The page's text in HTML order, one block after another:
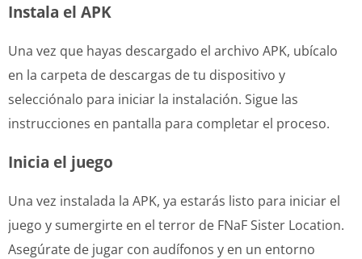
Instala el APK
Una vez que hayas descargado el archivo APK, ubícalo
en la carpeta de descargas de tu dispositivo y
selecciónalo para iniciar la instalación. Sigue las
instrucciones en pantalla para completar el proceso.
Inicia el juego
Una vez instalada la APK, ya estarás listo para iniciar el
juego y sumergirte en el terror de FNaF Sister Location.
Asegúrate de jugar con audífonos y en un entorno